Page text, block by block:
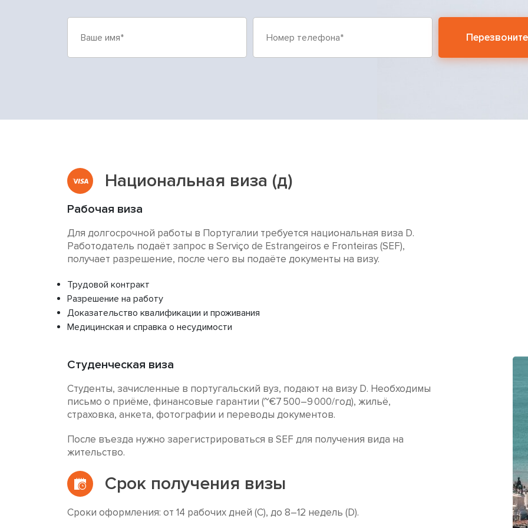
Национальная виза (д)
Рабочая виза
Для долгосрочной работы в Португалии требуется национальная виза D.
Работодатель подаёт запрос в Serviço de Estrangeiros e Fronteiras (SEF),
получает разрешение, после чего вы подаёте документы на визу.
Трудовой контракт
Разрешение на работу
Доказательство квалификации и проживания
Медицинская и справка о несудимости
Студенческая виза
Студенты, зачисленные в португальский вуз, подают на визу D. Необходимы
письмо о приёме, финансовые гарантии (~€7 500–9 000/год), жильё,
страховка, анкета, фотографии и переводы документов.
После въезда нужно зарегистрироваться в SEF для получения вида на
жительство.
Срок получения визы
Сроки оформления: от 14 рабочих дней (C), до 8–12 недель (D).